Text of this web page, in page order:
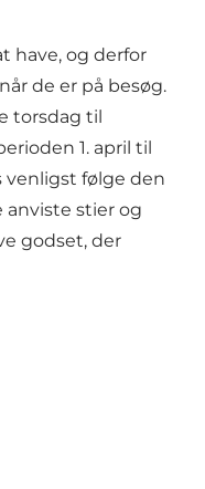
have, og derfor
de er på besøg.
torsdag til
1. april til
venligst følge den
stier og
godset, der